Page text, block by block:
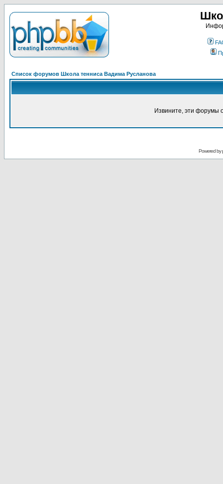
Список форумов Школа тенниса Вадима Русланова
Извините, эти форумы
Powered by